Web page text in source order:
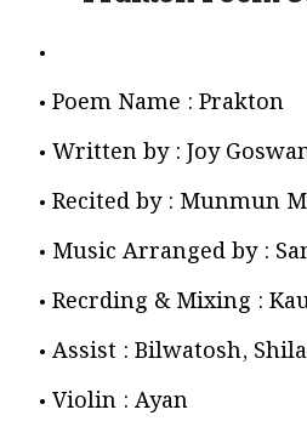
Poem Name : Prakton
Written by : Joy
Recited by : Munmun
Music Arranged by :
Recrding & Mixing :
Assist : Bilwatosh,
Violin : Ayan